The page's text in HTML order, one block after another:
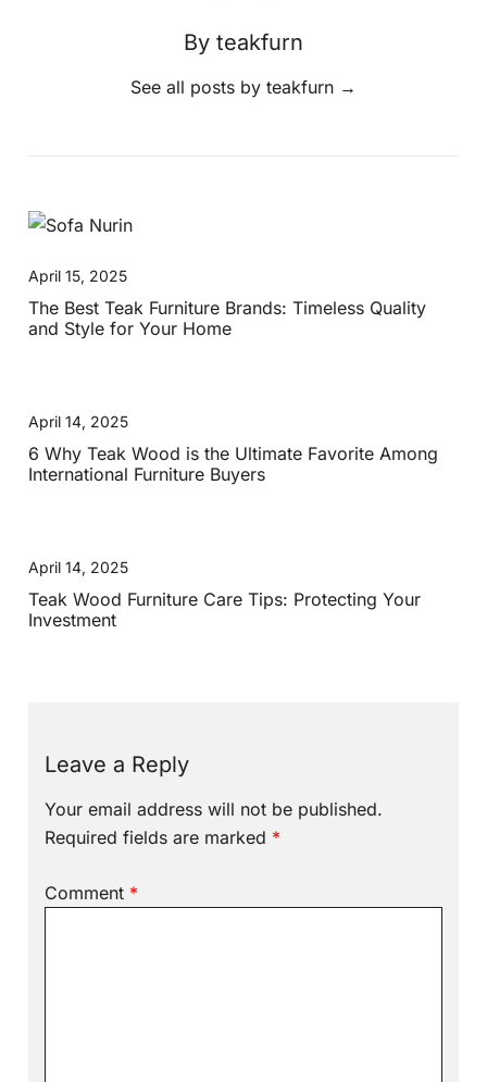
By teakfurn
See all posts by teakfurn →
April 15, 2025
The Best Teak Furniture Brands: Timeless Quality
and Style for Your Home
April 14, 2025
6 Why Teak Wood is the Ultimate Favorite Among
International Furniture Buyers
April 14, 2025
Teak Wood Furniture Care Tips: Protecting Your
Investment
Leave a Reply
Your email address will not be published.
Required fields are marked *
Comment *